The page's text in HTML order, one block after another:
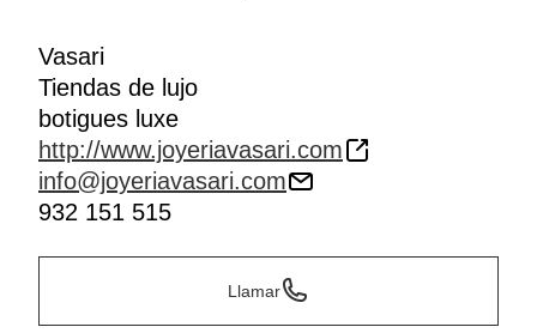
Vasari
Tiendas de lujo
botigues luxe
http://www.joyeriavasari.com
info@joyeriavasari.com
932 151 515
Llamar